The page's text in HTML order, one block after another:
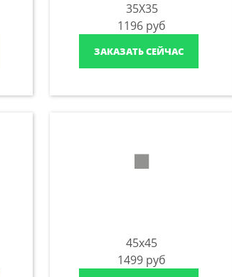
35X35
1196 руб
ЗАКАЗАТЬ СЕЙЧАС
45x45
1499 руб